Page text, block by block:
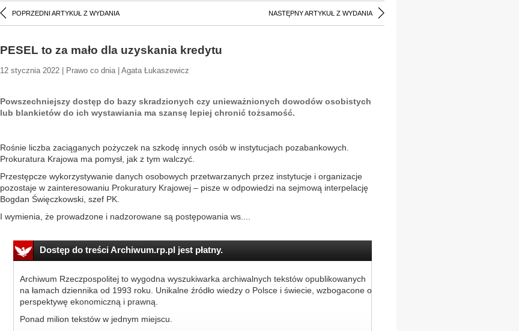
POPRZEDNI ARTYKUŁ Z WYDANIA NASTĘPNY ARTYKUŁ Z WYDANIA
PESEL to za mało dla uzyskania kredytu
12 stycznia 2022 | Prawo co dnia | Agata Łukaszewicz
Powszechniejszy dostęp do bazy skradzionych czy unieważnionych dowodów osobistych
lub blankietów do ich wystawiania ma szansę lepiej chronić tożsamość.
Rośnie liczba zaciąganych pożyczek na szkodę innych osób w instytucjach pozabankowych.
Prokuratura Krajowa ma pomysł, jak z tym walczyć.
Przestępcze wykorzystywanie danych osobowych przetwarzanych przez instytucje i organizacje
pozostaje w zainteresowaniu Prokuratury Krajowej – pisze w odpowiedzi na sejmową interpelację
Bogdan Święczkowski, szef PK.
I wymienia, że prowadzone i nadzorowane są postępowania ws....
Dostęp do treści Archiwum.rp.pl jest płatny.
Archiwum Rzeczpospolitej to wygodna wyszukiwarka archiwalnych tekstów opublikowanych
na łamach dziennika od 1993 roku. Unikalne źródło wiedzy o Polsce i świecie, wzbogacone o
perspektywę ekonomiczną i prawną.
Ponad milion tekstów w jednym miejscu.